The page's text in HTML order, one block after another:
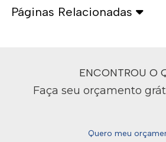
Páginas Relacionadas
ENCONTROU O
Faça seu orçamento
Quero meu